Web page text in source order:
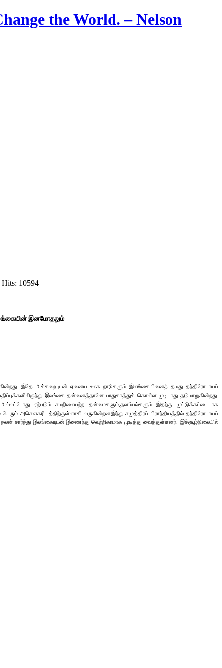
the World. – Nelson
Hits: 10594
இலங்கையின் இனமோதலும்
இதே அக்கறையுடன் ஏனைய உலக நாடுகளும் இலங்கையினைத் தமது தந்திரோபாயப்
இலங்கை தன்னைத்தானே பாதுகாத்துக் கொள்ள முடியாது தடுமாறுகின்றது.
ஏற்படும் சமநிலையற்ற தன்மைகளும்,தளம்பல்களும் இதற்கு முட்டுக்கட்டையாக
அசௌகரியத்திற்குள்ளாகி வருகின்றன.இந்து சமுத்திரப் பிராந்தியத்தில் தந்திரோபாயப்
சார்ந்து இலங்கையுடன் இணைந்து வெற்றிகரமாக முடித்து வைத்துள்ளனர்.
இச்சூழ்நிலையில்